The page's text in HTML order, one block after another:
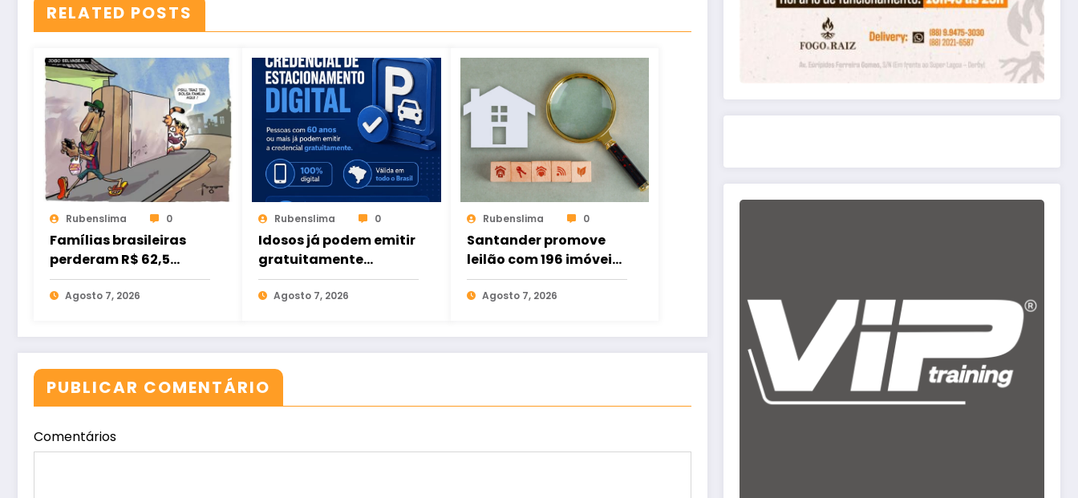
RELATED POSTS
Rubenslima 0
Famílias brasileiras
perderam R$ 62,5
bilhões para bets em
2025Agosto 7, 2026
Rubenslima 0
Idosos já podem emitir
gratuitamente
credencial digital de
estacionamento
Agosto 7, 2026
Rubenslima 0
Santander promove
leilão com 196 imóveis;
há ofertas no Ceará
Agosto 7, 2026
PUBLICAR COMENTÁRIO
Comentários